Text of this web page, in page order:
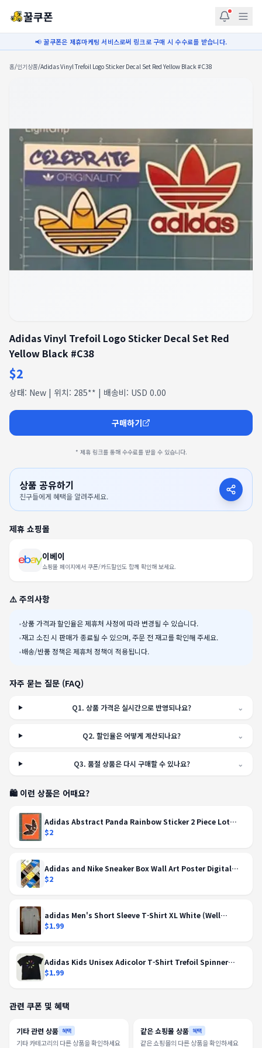
꿀쿠폰
📢 꿀쿠폰은 제휴마케팅 서비스로써 링크로 구매 시 수수료를 받습니다.
홈/인기상품/Adidas Vinyl Trefoil Logo Sticker Decal Set Red Yellow Black #C38
Adidas Vinyl Trefoil Logo Sticker Decal Set Red
Yellow Black #C38
$2
상태: New | 위치: 285** | 배송비: USD 0.00
구매하기
* 제휴 링크를 통해 수수료를 받을 수 있습니다.
상품 공유하기
친구들에게 혜택을 알려주세요.
제휴 쇼핑몰
이베이
쇼핑몰 페이지에서 쿠폰/카드할인도 함께 확인해 보세요.
⚠️ 주의사항
•상품 가격과 할인율은 제휴처 사정에 따라 변경될 수 있습니다.
•재고 소진 시 판매가 종료될 수 있으며, 주문 전 재고를 확인해 주세요.
•배송/반품 정책은 제휴처 정책이 적용됩니다.
자주 묻는 질문 (FAQ)
Q1.상품 가격은 실시간으로 반영되나요? ⌄
Q2.할인율은 어떻게 계산되나요? ⌄
Q3. 품절 상품은 다시 구매할 수 있나요? ⌄
🛍️ 이런 상품은 어때요?
Adidas Abstract Panda Rainbow Sticker 2 Piece Lot
Multicolor Skateboard C3
$2
Adidas and Nike Sneaker Box Wall Art Poster Digital
Download
$2
adidas Men's Short Sleeve T-Shirt XL White (Well
LOVED)
$1.99
Adidas Kids Unisex Adicolor T-Shirt Trefoil Spinner
Black Multicolor Size 11-12
$1.99
관련 쿠폰 및 혜택
기타 관련 상품 혜택
기타 카테고리의 다른 상품을 확인하세요
같은 쇼핑몰 상품 혜택
같은 쇼핑몰의 다른 상품을 확인하세요